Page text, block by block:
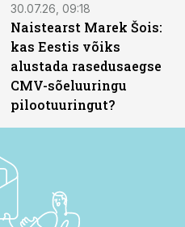
30.07.26, 09:18
Naistearst Marek Šois:
kas Eestis võiks
alustada rasedusaegse
CMV-sõeluuringu
pilootuuringut?